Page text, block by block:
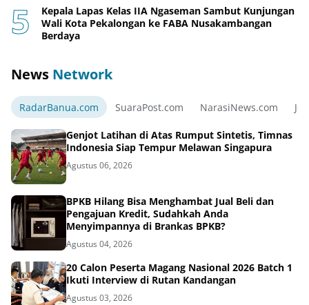
Kepala Lapas Kelas IIA Ngaseman Sambut Kunjungan
Wali Kota Pekalongan ke FABA Nusakambangan
Berdaya
News Network
RadarBanua.com SuaraPost.com NarasiNews.com
Genjot Latihan di Atas Rumput Sintetis, Timnas
Indonesia Siap Tempur Melawan Singapura
Agustus 06, 2026
BPKB Hilang Bisa Menghambat Jual Beli dan
Pengajuan Kredit, Sudahkah Anda
Menyimpannya di Brankas BPKB?
Agustus 04, 2026
20 Calon Peserta Magang Nasional 2026 Batch 1
Ikuti Interview di Rutan Kandangan
Agustus 03, 2026